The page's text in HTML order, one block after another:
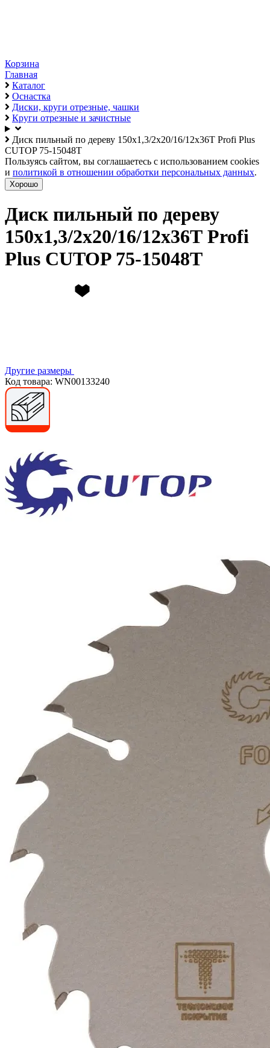
Корзина
Главная
Каталог
Оснастка
Диски, круги отрезные, чашки
Круги отрезные и зачистные
Диск пильный по дереву 150х1,3/2х20/16/12х36Т Profi Plus
CUTOP 75-15048Т
Пользуясь сайтом, вы соглашаетесь с использованием cookies
и политикой в отношении обработки персональных данных.
Хорошо
Диск пильный по дереву
150х1,3/2х20/16/12х36Т Profi
Plus CUTOP 75-15048Т
Другие размеры
Код товара: WN00133240